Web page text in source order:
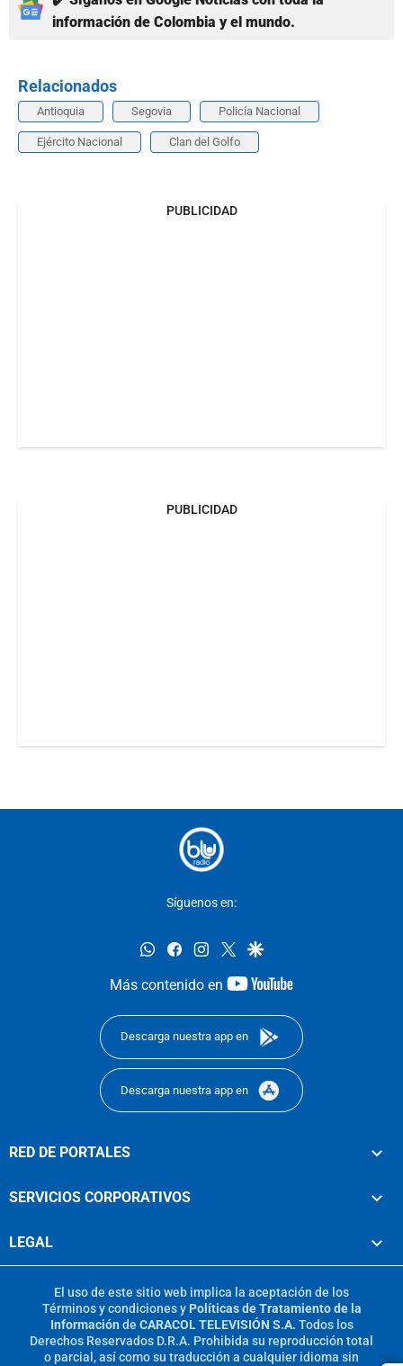
información de Colombia y el mundo.
Relacionados
Antioquia Segovia Policía Nacional
Ejército Nacional Clan del Golfo
PUBLICIDAD
PUBLICIDAD
Síguenos en:
whatsappfacebookinstagram
twittergoogle
Más contenido en
youtube-
Descarga nuestra app en
Descarga nuestra app en
RED DE PORTALES
SERVICIOS CORPORATIVOS
LEGAL
El uso de este sitio web implica la aceptación de los
Términos y condicionesy Políticas de Tratamiento de la
Información de CARACOL TELEVISIÓN S.A. Todos los
Derechos Reservados D.R.A. Prohibida su reproducción total
o parcial, así como su traducción a cualquier idioma sin